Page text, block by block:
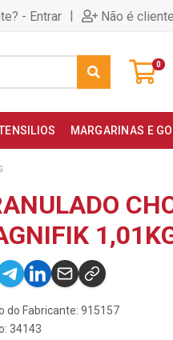
- Entrar | Não é
0
MARGARINAS E
do Fabricante: 915157
34143